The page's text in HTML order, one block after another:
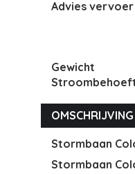
Advies vervoer
Gewicht
OMSCHRIJVING
Stormbaan
Stormbaan